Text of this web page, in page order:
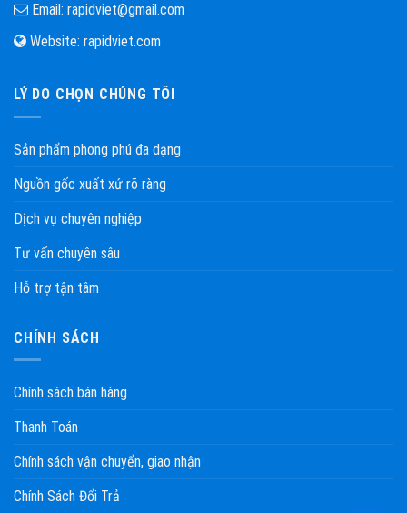
Email: rapidviet@gmail.com
Website: rapidviet.com
LÝ DO CHỌN CHÚNG TÔI
Sản phẩm phong phú đa dạng
Nguồn gốc xuất xứ rõ ràng
Dịch vụ chuyên nghiệp
Tư vấn chuyên sâu
Hỗ trợ tận tâm
CHÍNH SÁCH
Chính sách bán hàng
Thanh Toán
Chính sách vận chuyển, giao nhận
Chính Sách Đổi Trả